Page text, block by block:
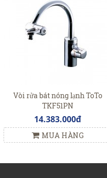
Vòi rửa bát nóng lạnh ToTo
TKF51PN
14.383.000đ
MUA HÀNG